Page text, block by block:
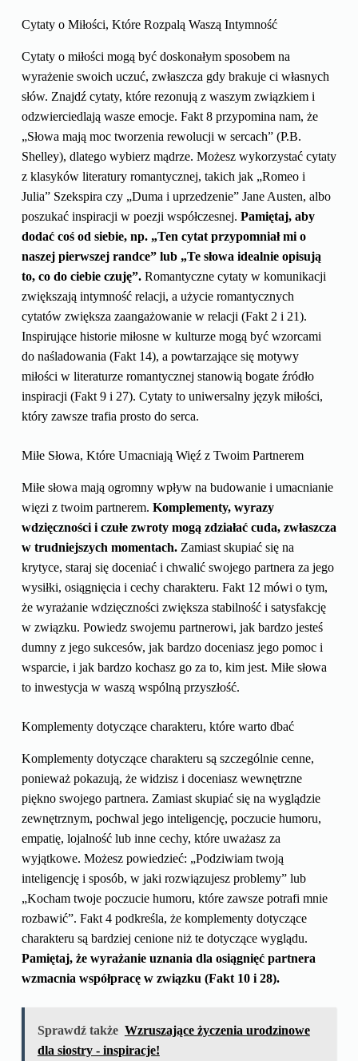
Cytaty o Miłości, Które Rozpalą Waszą Intymność
Cytaty o miłości mogą być doskonałym sposobem na
wyrażenie swoich uczuć, zwłaszcza gdy brakuje ci własnych
słów. Znajdź cytaty, które rezonują z waszym związkiem i
odzwierciedlają wasze emocje. Fakt 8 przypomina nam, że
„Słowa mają moc tworzenia rewolucji w sercach” (P.B.
Shelley), dlatego wybierz mądrze. Możesz wykorzystać cytaty
z klasyków literatury romantycznej, takich jak „Romeo i
Julia” Szekspira czy „Duma i uprzedzenie” Jane Austen, albo
poszukać inspiracji w poezji współczesnej. Pamiętaj, aby
dodać coś od siebie, np. „Ten cytat przypomniał mi o
naszej pierwszej randce” lub „Te słowa idealnie opisują
to, co do ciebie czuję”.Romantyczne cytaty w komunikacji
zwiększają intymność relacji, a użycie romantycznych
cytatów zwiększa zaangażowanie w relacji (Fakt 2 i 21).
Inspirujące historie miłosne w kulturze mogą być wzorcami
do naśladowania (Fakt 14), a powtarzające się motywy
miłości w literaturze romantycznej stanowią bogate źródło
inspiracji (Fakt 9 i 27). Cytaty to uniwersalny język miłości,
który zawsze trafia prosto do serca.
Miłe Słowa, Które Umacniają Więź z Twoim Partnerem
Miłe słowa mają ogromny wpływ na budowanie i umacnianie
więzi z twoim partnerem. Komplementy, wyrazy
wdzięczności i czułe zwroty mogą zdziałać cuda, zwłaszcza
w trudniejszych momentach.Zamiast skupiać się na
krytyce, staraj się doceniać i chwalić swojego partnera za jego
wysiłki, osiągnięcia i cechy charakteru. Fakt 12 mówi o tym,
że wyrażanie wdzięczności zwiększa stabilność i satysfakcję
w związku. Powiedz swojemu partnerowi, jak bardzo jesteś
dumny z jego sukcesów, jak bardzo doceniasz jego pomoc i
wsparcie, i jak bardzo kochasz go za to, kim jest. Miłe słowa
to inwestycja w waszą wspólną przyszłość.
Komplementy dotyczące charakteru, które warto dbać
Komplementy dotyczące charakteru są szczególnie cenne,
ponieważ pokazują, że widzisz i doceniasz wewnętrzne
piękno swojego partnera. Zamiast skupiać się na wyglądzie
zewnętrznym, pochwal jego inteligencję, poczucie humoru,
empatię, lojalność lub inne cechy, które uważasz za
wyjątkowe. Możesz powiedzieć: „Podziwiam twoją
inteligencję i sposób, w jaki rozwiązujesz problemy” lub
„Kocham twoje poczucie humoru, które zawsze potrafi mnie
rozbawić”. Fakt 4 podkreśla, że komplementy dotyczące
charakteru są bardziej cenione niż te dotyczące wyglądu.
Pamiętaj, że wyrażanie uznania dla osiągnięć partnera
wzmacnia współpracę w związku (Fakt 10 i 28).
Sprawdź także Wzruszające życzenia urodzinowe
dla siostry - inspiracje!